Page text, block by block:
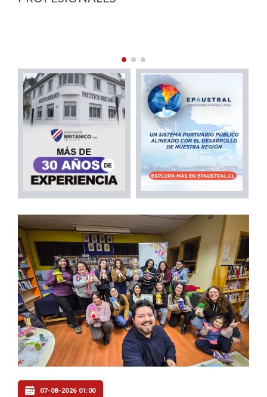
07-08-2026 01:00